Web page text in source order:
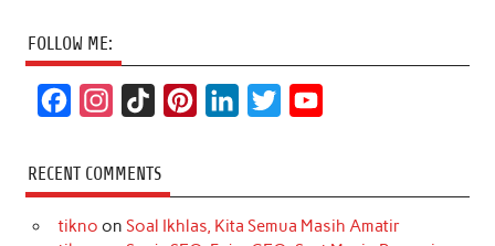
FOLLOW ME:
c
e
b
s
t
a
k
T
o
t
e
k
e
t
t
T
u
RECENT COMMENTS
tikno on Soal Ikhlas, Kita Semua Masih Amatir